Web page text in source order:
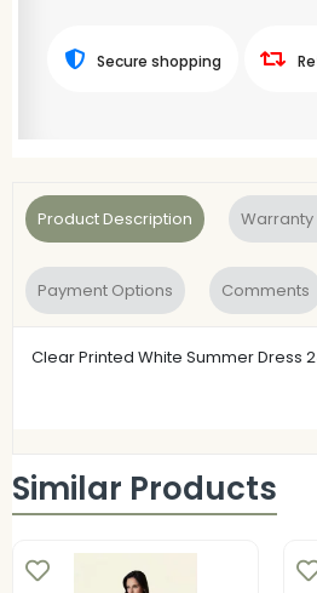
Secure shopping
Product Description
Payment Options Comments
Clear Printed White Summer Dress
Similar Products